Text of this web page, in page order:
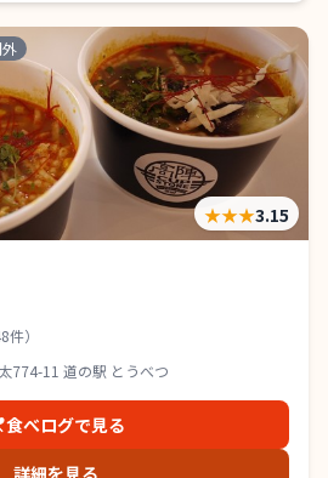
★★★3.15
件）
774-11 道の駅 とうべつ
食べログで見る
詳細を見る